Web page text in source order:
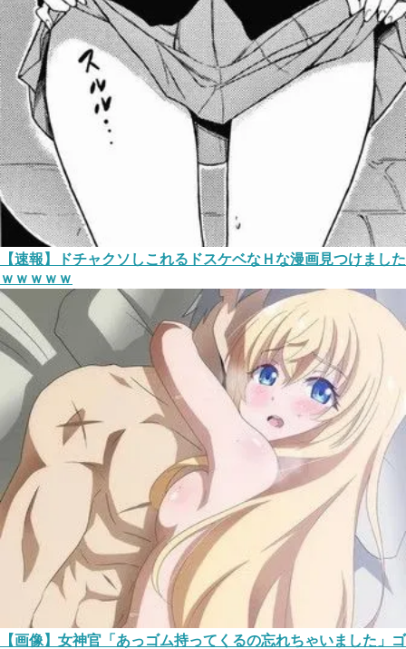
【速報】ドチャクソしこれるドスケベなＨな漫画見つけました
ｗｗｗｗｗ
【画像】女神官「あっゴム持ってくるの忘れちゃいました」ゴ